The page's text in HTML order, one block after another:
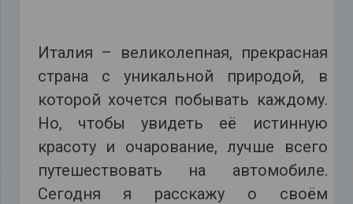
Италия – великолепная, прекрасная
страна с уникальной природой, в
которой хочется побывать каждому.
Но, чтобы увидеть её истинную
красоту и очарование, лучше всего
путешествовать на автомобиле.
Сегодня я расскажу о своём